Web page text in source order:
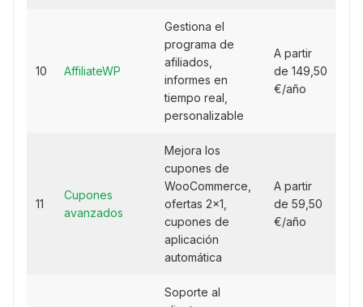
10 AffiliateWP
Gestiona el
programa de
afiliados,
informes en
tiempo real,
personalizable
A partir
de 149,50
€/año
11
Cupones
avanzados
Mejora los
cupones de
WooCommerce,
ofertas 2x1,
cupones de
aplicación
automática
A partir
de 59,50
€/año
Soporte al